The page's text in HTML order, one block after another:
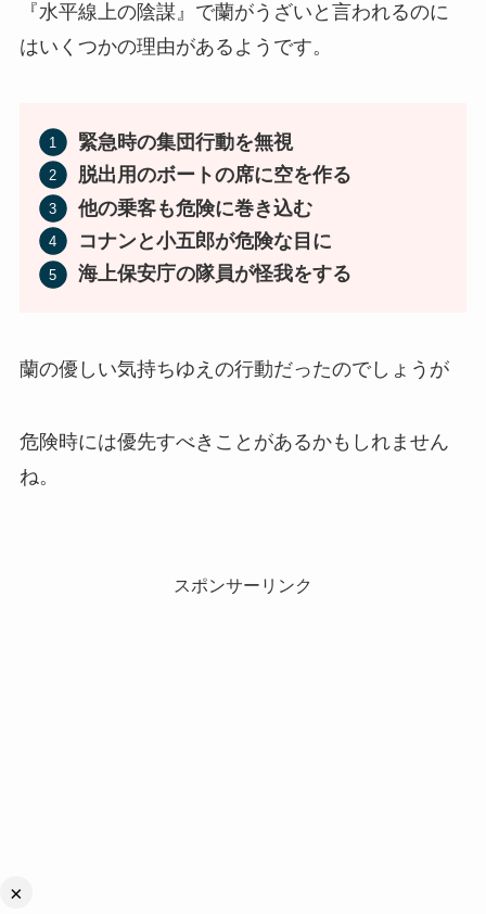
×
『水平線上の陰謀』で蘭がうざいと言われるのに
はいくつかの理由があるようです。
緊急時の集団行動を無視
脱出用のボートの席に空を作る
他の乗客も危険に巻き込む
コナンと小五郎が危険な目に
海上保安庁の隊員が怪我をする
蘭の優しい気持ちゆえの行動だったのでしょうが
危険時には優先すべきことがあるかもしれません
ね。
スポンサーリンク